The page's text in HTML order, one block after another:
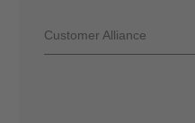
Customer Alliance